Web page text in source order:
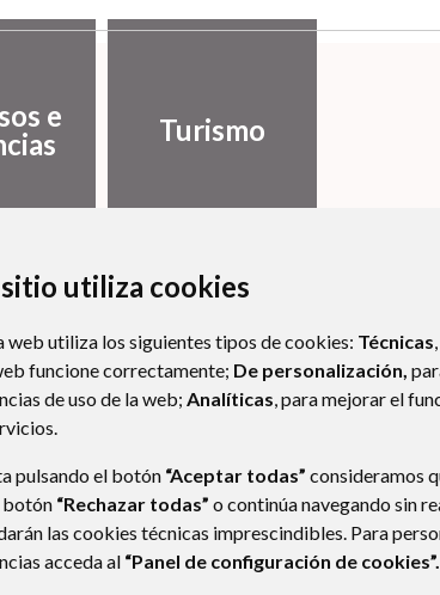
utiliza cookies
web utiliza los siguientes tipos de cookies: Técnicas
funcione correctamente; De personalización,
de uso de la web; Analíticas, para mejorar el
pulsando el botón “Aceptar todas” consideramos
botón “Rechazar todas” o continúa navegando sin
las cookies técnicas imprescindibles. Para
acceda al “Panel de configuración de cookies”.
e
Turismo